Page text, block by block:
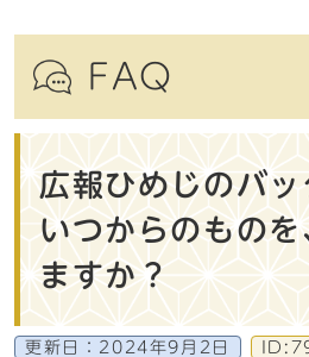
FAQ
広報ひめじのバ
いつからのもの
ますか？
更新日： 2024年9月2日